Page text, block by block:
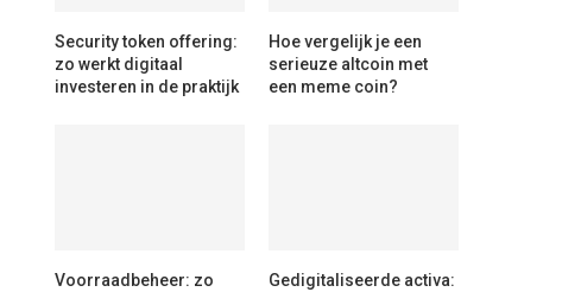
Security token offering:
zo werkt digitaal
investeren in de praktijk
Hoe vergelijk je een
serieuze altcoin met
een meme coin?
Voorraadbeheer: zo
Gedigitaliseerde activa: